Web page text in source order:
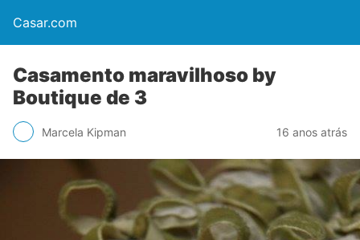
Casar.com
Casamento maravilhoso by
Boutique de 3
Marcela Kipman 16 anos atrás